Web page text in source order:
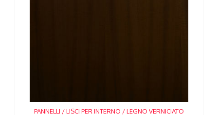
PANNELLI / LISCI PER INTERNO / LEGNO VERNICIATO